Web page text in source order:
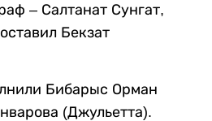
– Салтанат Сунгат,
Бекзат
Бибарыс Орман
(Джульетта).